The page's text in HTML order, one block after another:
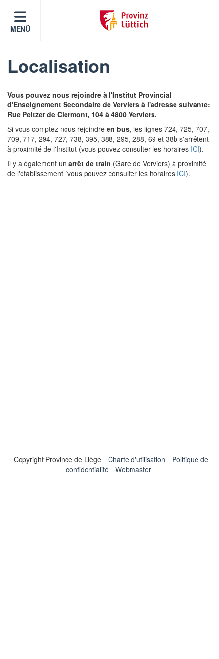
MENÜ
Localisation
Vous pouvez nous rejoindre à l'Institut Provincial
d'Enseignement Secondaire de Verviers à l'adresse suivante:
Rue Peltzer de Clermont, 104 à 4800 Verviers.
Si vous comptez nous rejoindre en bus, les lignes 724, 725, 707,
709, 717, 294, 727, 738, 395, 388, 295, 288, 69 et 38b s'arrêtent
à proximité de l'Institut (vous pouvez consulter les horaires ICI).
Il y a également un arrêt de train (Gare de Verviers) à proximité
de l'établissement (vous pouvez consulter les horaires ICI).
Copyright Province de Liège Charte d'utilisation
Politique de
confidentialité
Webmaster